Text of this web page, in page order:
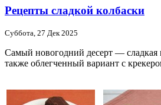
Рецепты сладкой колбаски
Суббота, 27 Дек 2025
Самый новогодний десерт — сладкая
также облегченный вариант с